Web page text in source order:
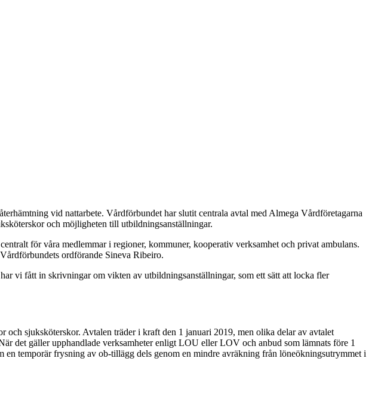
vid nattarbete. Vårdförbundet har slutit centrala avtal med Almega Vårdföretagarna
och möjligheten till utbildningsanställningar.
för våra medlemmar i regioner, kommuner, kooperativ verksamhet och privat ambulans.
ordförande Sineva Ribeiro.
vi fått in skrivningar om vikten av utbildningsanställningar, som ett sätt att locka fler
sjuksköterskor. Avtalen träder i kraft den 1 januari 2019, men olika delar av avtalet
det gäller upphandlade verksamheter enligt LOU eller LOV och anbud som lämnats före 1
temporär frysning av ob-tillägg dels genom en mindre avräkning från löneökningsutrymmet i